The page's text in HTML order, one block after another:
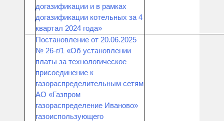
догазификации и в рамках
догазификации котельных за 4
квартал 2024 года»
Постановление от 20.06.2025
№ 26-г/1 «Об установлении
платы за технологическое
присоединение к
газораспределительным сетям
АО «Газпром
газораспределение Иваново»
газоиспользующего